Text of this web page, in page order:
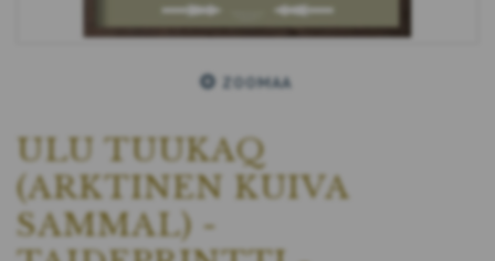
ZOOMAA
ULU TUUKAQ
(ARKTINEN KUIVA
SAMMAL) -